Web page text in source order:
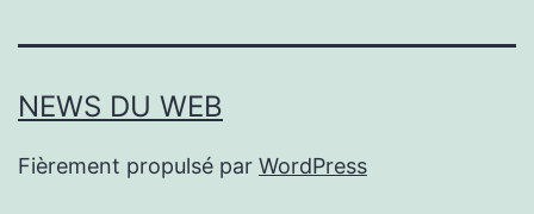
NEWS DU WEB
Fièrement propulsé par WordPress